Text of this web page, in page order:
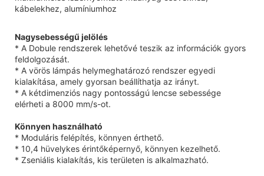
Nagysebességű jelölés
* A Dobule rendszerek lehetővé teszik az információk gyors
feldolgozását.
* A vörös lámpás helymeghatározó rendszer egyedi
kialakítása, amely gyorsan beállíthatja az irányt.
* A kétdimenziós nagy pontosságú lencse sebessége
elérheti a 8000 mm/s-ot.
Könnyen használható
* Moduláris felépítés, könnyen érthető.
* 10,4 hüvelykes érintőképernyő, könnyen kezelhető.
* Zseniális kialakítás, kis területen is alkalmazható.